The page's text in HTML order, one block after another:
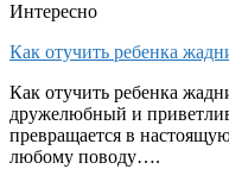
Интересно
Как отучить ребенка
Как отучить ребенка
дружелюбный и
превращается в
любому поводу….